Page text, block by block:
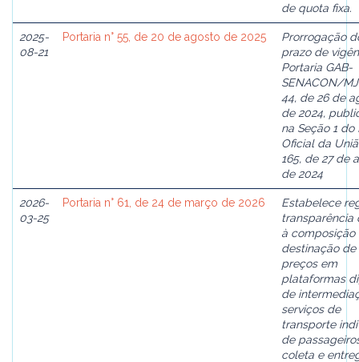
de quota fixa.
2025-
08-21
Portaria n° 55, de 20 de agosto de 2025
Prorrogação
prazo de
Portaria GAB-
SENACON/
44, de 26 de
de 2024,
na Seção 1 do
Oficial da
165, de 27 de
de 2024
2026-
03-25
Portaria n° 61, de 24 de março de 2026
Estabelece
transparência
à composição
destinação de
preços em
plataformas
de
serviços de
transporte
de
coleta e